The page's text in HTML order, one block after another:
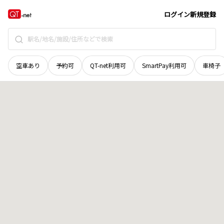
ログイン新規登録
空車あり 予約可 QT-net利用可 SmartPay利用可 車椅子
北海道